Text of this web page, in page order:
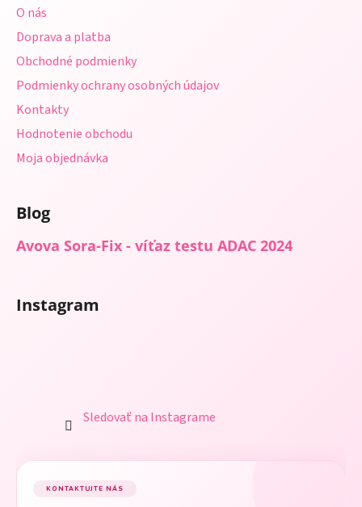
O nás
Doprava a platba
Obchodné podmienky
Podmienky ochrany osobných údajov
Kontakty
Hodnotenie obchodu
Moja objednávka
Blog
Avova Sora-Fix - víťaz testu ADAC 2024
Instagram
Sledovať na Instagrame
KONTAKTUJTE NÁS